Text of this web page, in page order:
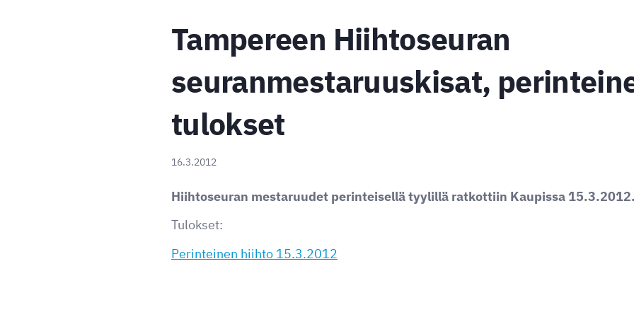
Tampereen Hiihtoseuran
seuranmestaruuskisat,
tulokset
16.3.2012
Hiihtoseuran mestaruudet perinteisellä tyylillä ratkottiin Kaupissa 15.3.2012.
Tulokset:
Perinteinen hiihto 15.3.2012